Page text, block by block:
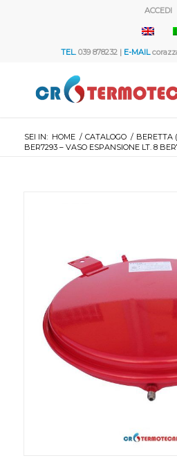
ACCEDI
TEL.039 878232 | E-MAIL
SEI IN: HOME / CATALOGO / BERETTA
BER7293 – VASO ESPANSIONE LT. 8